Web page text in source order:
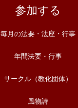
参加する
毎月の法要・法座・行事
年間法要・行事
サークル（教化団体）
風物詩